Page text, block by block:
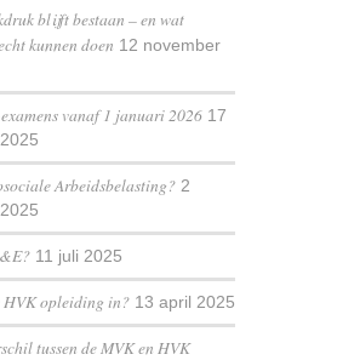
blijft bestaan – en wat
kunnen doen 12 november
vanaf 1 januari 2026 17
Arbeidsbelasting? 2
11 juli 2025
HVK opleiding in? 13 april 2025
tussen de MVK en HVK